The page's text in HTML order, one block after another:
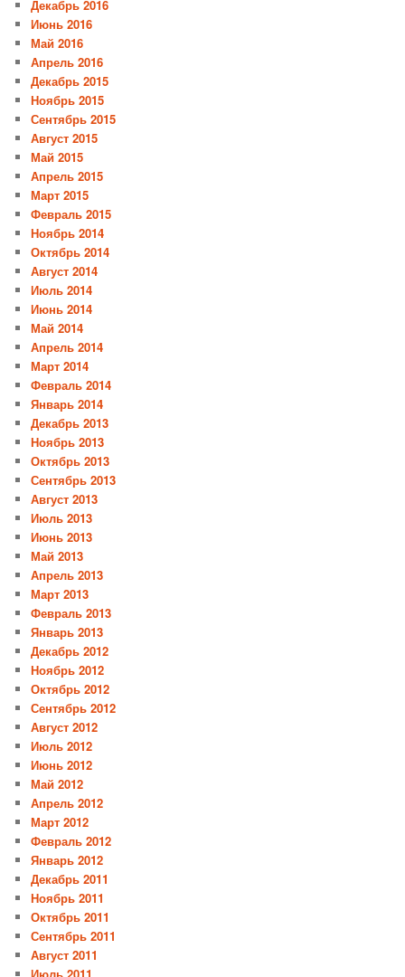
Декабрь 2016
Июнь 2016
Май 2016
Апрель 2016
Декабрь 2015
Ноябрь 2015
Сентябрь 2015
Август 2015
Май 2015
Апрель 2015
Март 2015
Февраль 2015
Ноябрь 2014
Октябрь 2014
Август 2014
Июль 2014
Июнь 2014
Май 2014
Апрель 2014
Март 2014
Февраль 2014
Январь 2014
Декабрь 2013
Ноябрь 2013
Октябрь 2013
Сентябрь 2013
Август 2013
Июль 2013
Июнь 2013
Май 2013
Апрель 2013
Март 2013
Февраль 2013
Январь 2013
Декабрь 2012
Ноябрь 2012
Октябрь 2012
Сентябрь 2012
Август 2012
Июль 2012
Июнь 2012
Май 2012
Апрель 2012
Март 2012
Февраль 2012
Январь 2012
Декабрь 2011
Ноябрь 2011
Октябрь 2011
Сентябрь 2011
Август 2011